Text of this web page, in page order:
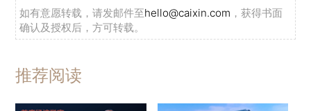
如有意愿转载，请发邮件至hello@caixin.com ，获得书面
确认及授权后，方可转载。
推荐阅读